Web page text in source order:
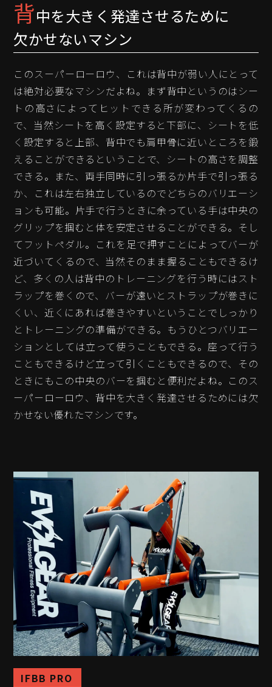
背中を大きく発達させるために
欠かせないマシン
このスーパーローロウ、これは背中が弱い人にとって
は絶対必要なマシンだよね。まず背中というのはシー
トの高さによってヒットできる所が変わってくるの
で、当然シートを高く設定すると下部に、シートを低
く設定すると上部、背中でも肩甲骨に近いところを鍛
えることができるということで、シートの高さを調整
できる。また、両手同時に引っ張るか片手で引っ張る
か、これは左右独立しているのでどちらのバリエーシ
ョンも可能。片手で行うときに余っている手は中央の
グリップを掴むと体を安定させることができる。そし
てフットペダル。これを足で押すことによってバーが
近づいてくるので、当然そのまま握ることもできるけ
ど、多くの人は背中のトレーニングを行う時にはスト
ラップを巻くので、バーが遠いとストラップが巻きに
くい、近くにあれば巻きやすいということでしっかり
とトレーニングの準備ができる。もうひとつバリエー
ションとしては立って使うこともできる。座って行う
こともできるけど立って引くこともできるので、その
ときにもこの中央のバーを掴むと便利だよね。このス
ーパーローロウ、背中を大きく発達させるためには欠
かせない優れたマシンです。
IFBB PRO